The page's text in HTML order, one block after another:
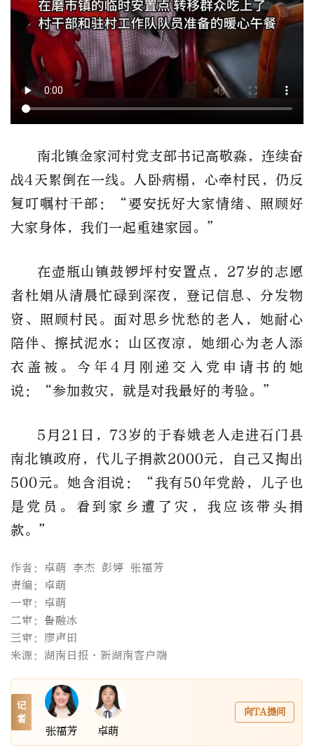
南北镇金家河村党支部书记高敬淼，连续奋
战4天累倒在一线。人卧病榻，心牵村民，仍反
复叮嘱村干部：“要安抚好大家情绪、照顾好
大家身体，我们一起重建家园。”
在壶瓶山镇鼓锣坪村安置点，27岁的志愿
者杜娟从清晨忙碌到深夜，登记信息、分发物
资、照顾村民。面对思乡忧愁的老人，她耐心
陪伴、擦拭泥水；山区夜凉，她细心为老人添
衣盖被。今年4月刚递交入党申请书的她
说：“参加救灾，就是对我最好的考验。”
5月21日，73岁的于春娥老人走进石门县
南北镇政府，代儿子捐款2000元，自己又掏出
500元。她含泪说：“我有50年党龄，儿子也
是党员。看到家乡遭了灾，我应该带头捐
款。”
作者：卓萌 李杰 彭婷 张福芳
责编：卓萌
一审：卓萌
二审：鲁融冰
三审：廖声田
来源：湖南日报·新湖南客户端
记
者
张福芳 卓萌
向TA提问